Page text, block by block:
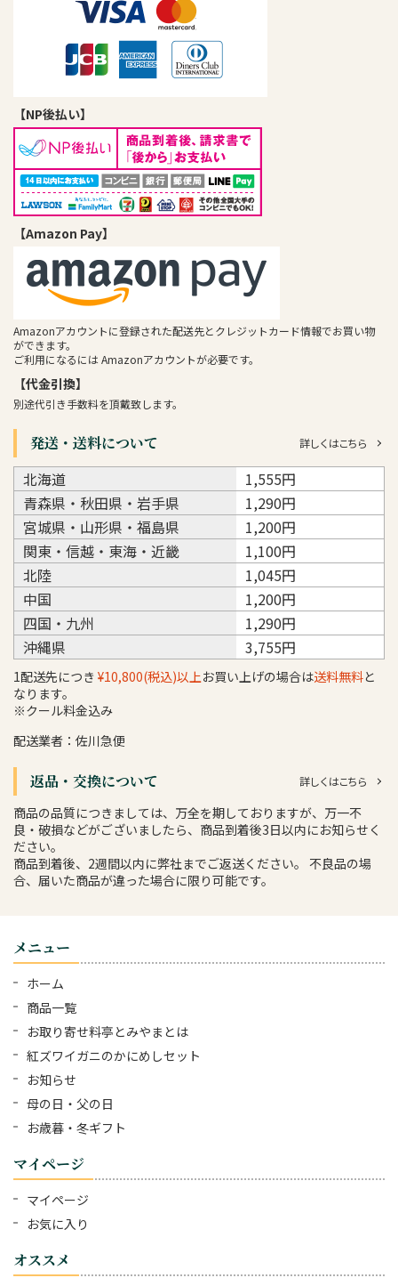
【NP後払い】
【Amazon Pay】
Amazonアカウントに登録された配送先とクレジットカード情報でお買い物
ができます。
ご利用になるには Amazonアカウントが必要です。
【代金引換】
別途代引き手数料を頂戴致します。
発送・送料について 詳しくはこちら
北海道
1,555円
青森県・秋田県・岩手県
1,290円
宮城県・山形県・福島県
1,200円
関東・信越・東海・近畿
1,100円
北陸
1,045円
中国
1,200円
四国・九州
1,290円
沖縄県
3,755円
1配送先につき ¥10,800(税込)以上お買い上げの場合は送料無料と
なります。
※クール料金込み
配送業者：佐川急便
返品・交換について 詳しくはこちら
商品の品質につきましては、万全を期しておりますが、万一不
良・破損などがございましたら、商品到着後3日以内にお知らせく
ださい。
商品到着後、2週間以内に弊社までご返送ください。 不良品の場
合、届いた商品が違った場合に限り可能です。
メニュー
ホーム
商品一覧
お取り寄せ料亭とみやまとは
紅ズワイガニのかにめしセット
お知らせ
母の日・父の日
お歳暮・冬ギフト
マイページ
マイページ
お気に入り
オススメ